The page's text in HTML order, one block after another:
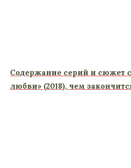
Содержание серий и сюжет
любви» (2018), чем